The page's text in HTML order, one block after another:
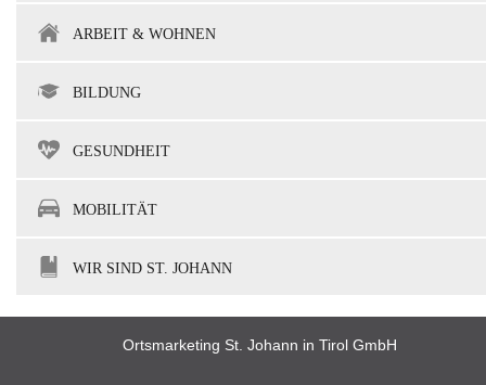
ARBEIT & WOHNEN
BILDUNG
GESUNDHEIT
MOBILITÄT
WIR SIND ST. JOHANN
Ortsmarketing St. Johann in Tirol GmbH